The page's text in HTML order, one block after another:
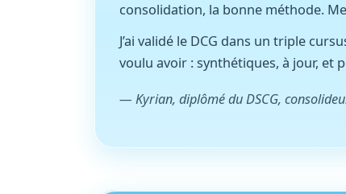
consolidation, la bonne méthode.
J’ai validé le DCG dans un triple
voulu avoir : synthétiques, à jour, et
— Kyrian, diplômé du DSCG,